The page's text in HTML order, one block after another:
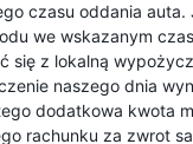
czasu oddania auta.
we wskazanym
się z lokalną
naszego dnia
dodatkowa kwota
rachunku za zwrot